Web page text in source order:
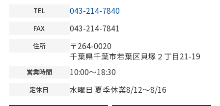
TEL 043-214-7840
FAX 043-214-7841
住所
〒264-0020
千葉県千葉市若葉区貝塚２丁目21-19
営業時間 10:00～18:30
定休日 水曜日 夏季休業8/12～8/16